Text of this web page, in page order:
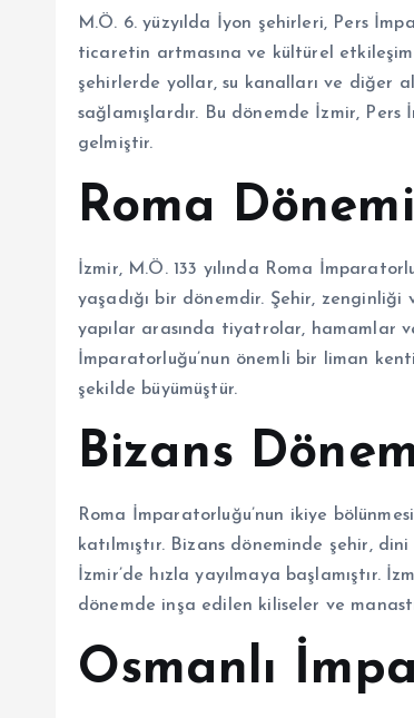
M.Ö. 6. yüzyılda İyon şehirleri, Pers
ticaretin artmasına ve kültürel
şehirlerde yollar, su kanalları ve diğer
sağlamışlardır. Bu dönemde İzmir,
gelmiştir.
Roma Dönemi
İzmir, M.Ö. 133 yılında Roma
yaşadığı bir dönemdir. Şehir,
yapılar arasında tiyatrolar, hamamlar
İmparatorluğu’nun önemli bir liman
şekilde büyümüştür.
Bizans
Roma İmparatorluğu’nun ikiye
katılmıştır. Bizans döneminde şehir,
İzmir’de hızla yayılmaya başlamıştır.
dönemde inşa edilen kiliseler ve
Osmanlı